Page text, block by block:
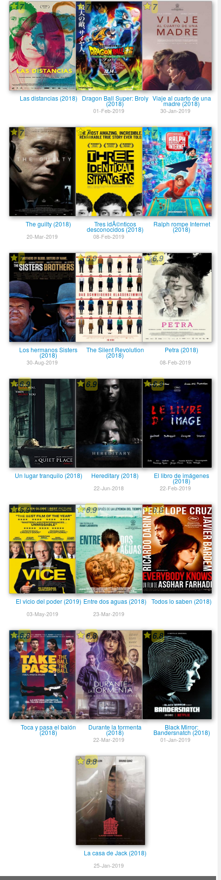
7
Las distancias (2018)
7
Dragon Ball Super: Broly
(2018)
01-Feb-2019
7
Viaje al cuarto de una
madre (2018)
30-Jan-2019
7
The guilty (2018)
20-Mar-2019
7
Tres idÃ©nticos
desconocidos (2018)
08-Feb-2019
7
Ralph rompe Internet
(2018)
7
Los hermanos Sisters
(2018)
30-Aug-2019
6.9
The Silent Revolution
(2018)
6.9
Petra (2018)
08-Feb-2019
6.9
Un lugar tranquilo (2018)
6.9
Hereditary (2018)
22-Jun-2018
6.9
El libro de imágenes
(2018)
22-Feb-2019
6.9
El vicio del poder (2019)
03-May-2019
6.9
Entre dos aguas (2018)
23-Mar-2019
6.8
Todos lo saben (2018)
6.8
Toca y pasa el balón
(2018)
6.8
Durante la tormenta
(2018)
22-Mar-2019
6.8
Black Mirror:
Bandersnatch (2018)
01-Jan-2019
6.8
La casa de Jack (2018)
25-Jan-2019